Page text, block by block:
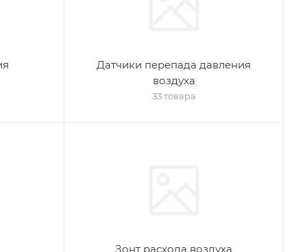
Датчики перепада давления
воздуха
33 товара
Зонт расхода воздуха